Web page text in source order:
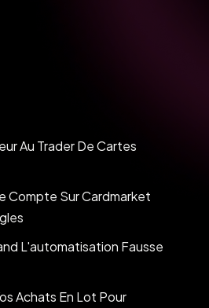
Au Trader De Cartes
Compte Sur Cardmarket
L'automatisation Fausse
Achats En Lot Pour